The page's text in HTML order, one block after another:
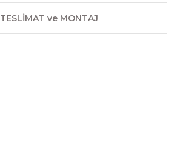
TESLİMAT ve MONTAJ